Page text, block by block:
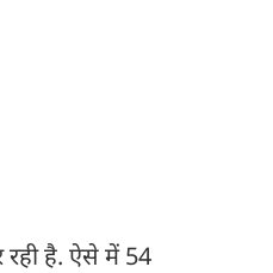
रही है. ऐसे में 54